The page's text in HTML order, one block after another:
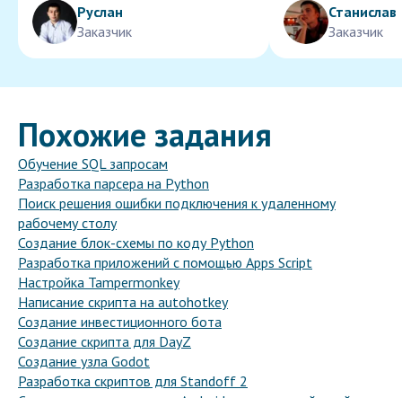
Руслан
Заказчик
Станислав
Заказчик
Похожие задания
Обучение SQL запросам
Разработка парсера на Python
Поиск решения ошибки подключения к удаленному
рабочему столу
Создание блок-схемы по коду Python
Разработка приложений с помощью Apps Script
Настройка Tampermonkey
Написание скрипта на autohotkey
Создание инвестиционного бота
Создание скрипта для DayZ
Создание узла Godot
Разработка скриптов для Standoff 2